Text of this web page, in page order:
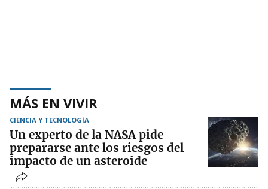
MÁS EN VIVIR
CIENCIA Y TECNOLOGÍA
Un experto de la NASA pide
prepararse ante los riesgos del
impacto de un asteroide